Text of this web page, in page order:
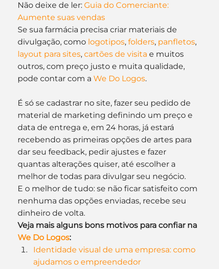
Não deixe de ler: Guia do Comerciante:
Aumente suas vendas
Se sua farmácia precisa criar materiais de
divulgação, como logotipos, folders, panfletos,
layout para sites, cartões de visita e muitos
outros, com preço justo e muita qualidade,
pode contar com a We Do Logos.
É só se cadastrar no site, fazer seu pedido de
material de marketing definindo um preço e
data de entrega e, em 24 horas, já estará
recebendo as primeiras opções de artes para
dar seu feedback, pedir ajustes e fazer
quantas alterações quiser, até escolher a
melhor de todas para divulgar seu negócio.
E o melhor de tudo: se não ficar satisfeito com
nenhuma das opções enviadas, recebe seu
dinheiro de volta.
Veja mais alguns bons motivos para confiar na
We Do Logos:
Identidade visual de uma empresa: como
ajudamos o empreendedor